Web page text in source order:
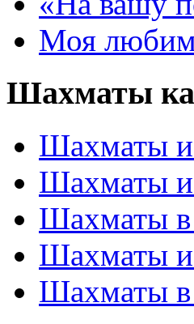
Моя
Шахматы
Шахматы и
Шахматы
Шахматы в
Шахматы
Шахматы